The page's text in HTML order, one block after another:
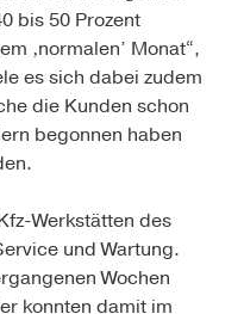
bis 50 Prozent
‚normalen’ Monat“,
es sich dabei zudem
die Kunden schon
begonnen haben
Werkstätten des
und Wartung.
Wochen
konnten damit im